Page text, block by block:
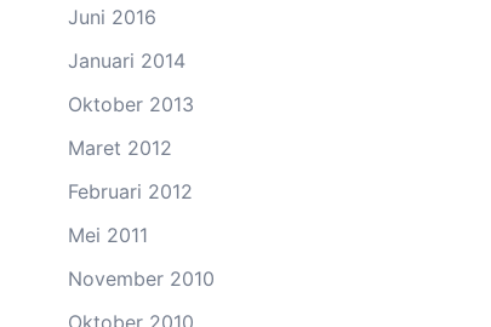
Juni 2016
Januari 2014
Oktober 2013
Maret 2012
Februari 2012
Mei 2011
November 2010
Oktober 2010